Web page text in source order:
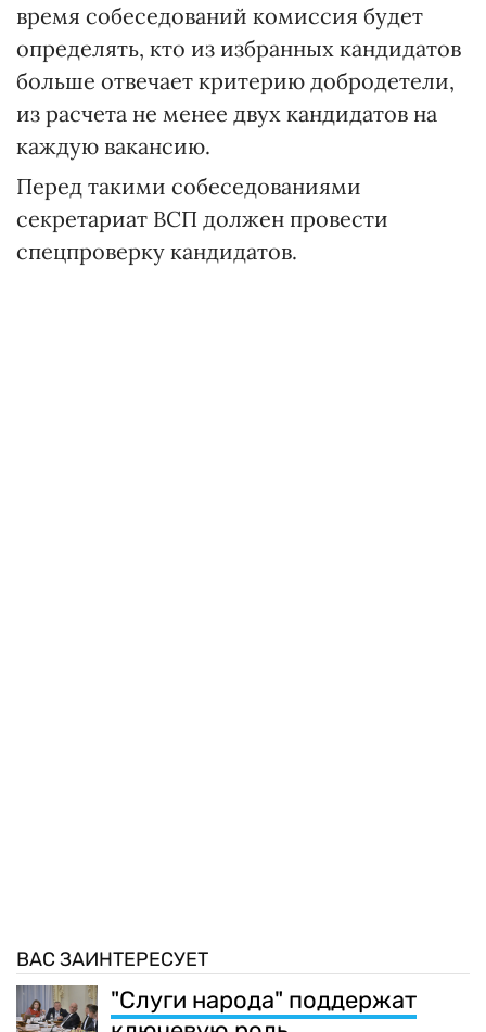
время собеседований комиссия будет
определять, кто из избранных кандидатов
больше отвечает критерию добродетели,
из расчета не менее двух кандидатов на
каждую вакансию.
Перед такими собеседованиями
секретариат ВСП должен провести
спецпроверку кандидатов.
ВАС ЗАИНТЕРЕСУЕТ
"Слуги народа" поддержат